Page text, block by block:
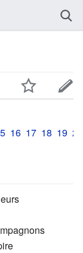
16 17 18 19 20